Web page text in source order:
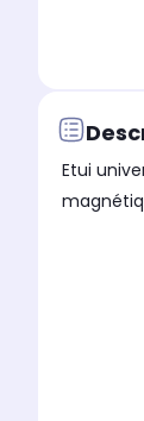
Etui